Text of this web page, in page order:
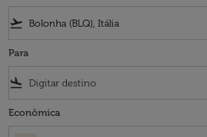
flight_takeoff
Para
flight_land
Econômica